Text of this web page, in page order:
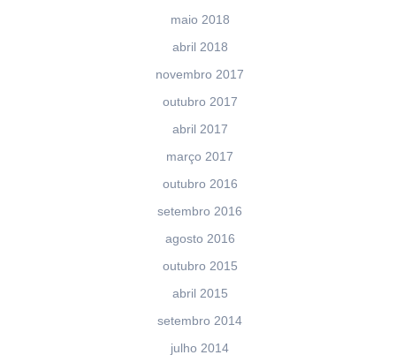
maio 2018
abril 2018
novembro 2017
outubro 2017
abril 2017
março 2017
outubro 2016
setembro 2016
agosto 2016
outubro 2015
abril 2015
setembro 2014
julho 2014